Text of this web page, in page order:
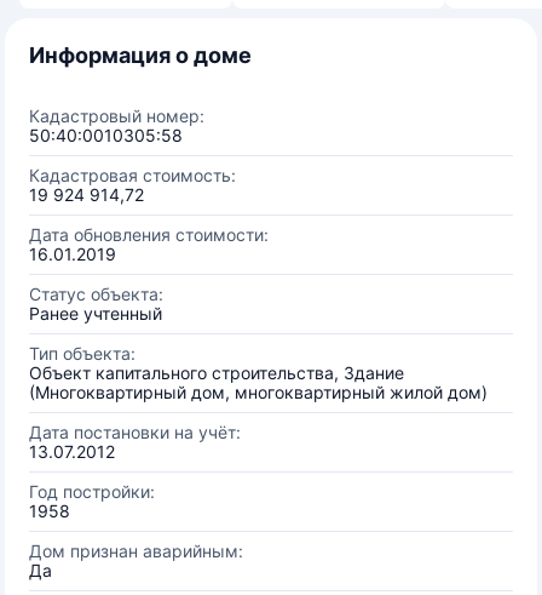
Информация о доме
Кадастровый номер:
50:40:0010305:58
Кадастровая стоимость:
19 924 914,72
Дата обновления стоимости:
16.01.2019
Статус объекта:
Ранее учтенный
Тип объекта:
Объект капитального строительства, Здание
(Многоквартирный дом, многоквартирный жилой дом)
Дата постановки на учёт:
13.07.2012
Год постройки:
1958
Дом признан аварийным:
Да